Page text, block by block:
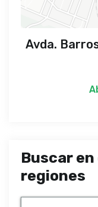
Avda.
Buscar
regiones